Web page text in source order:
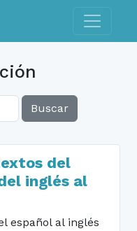
Toggle
Buscar
del
inglés al
español al inglés